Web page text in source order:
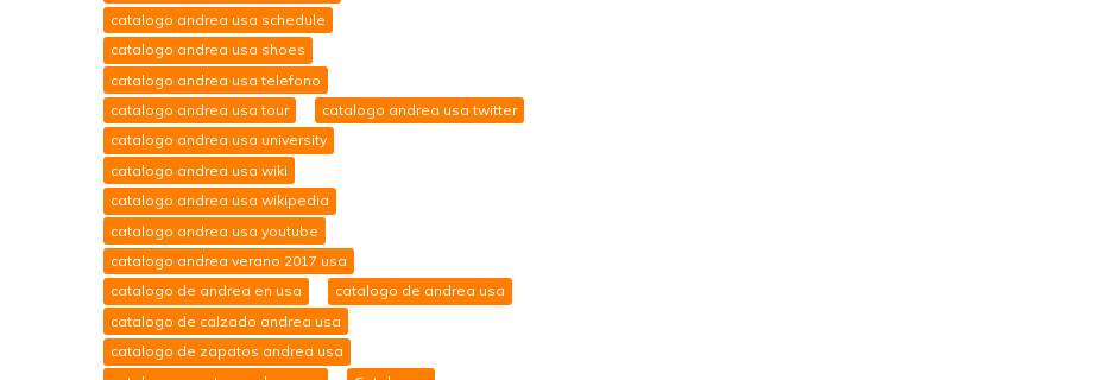
catalogo andrea usa schedule
catalogo andrea usa shoes
catalogo andrea usa telefono
catalogo andrea usa tour
catalogo andrea usa twitter
catalogo andrea usa university
catalogo andrea usa wiki
catalogo andrea usa wikipedia
catalogo andrea usa youtube
catalogo andrea verano 2017 usa
catalogo de andrea en usa
catalogo de andrea usa
catalogo de calzado andrea usa
catalogo de zapatos andrea usa